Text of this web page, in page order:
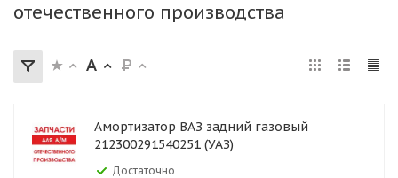
отечественного производства
Амортизатор ВАЗ задний газовый
212300291540251 (УАЗ)
Достаточно